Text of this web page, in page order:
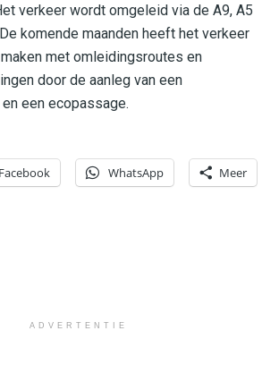
verkeer wordt omgeleid via de A9, A5
komende maanden heeft het verkeer
met omleidingsroutes en
door de aanleg van een
een ecopassage.
Facebook WhatsApp Meer
ADVERTENTIE